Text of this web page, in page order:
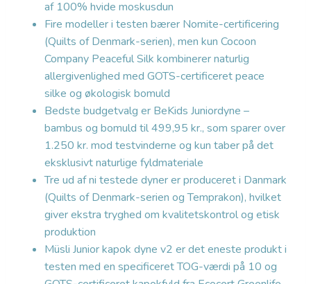
af 100% hvide moskusdun
Fire modeller i testen bærer Nomite-certificering
(Quilts of Denmark-serien), men kun Cocoon
Company Peaceful Silk kombinerer naturlig
allergivenlighed med GOTS-certificeret peace
silke og økologisk bomuld
Bedste budgetvalg er BeKids Juniordyne –
bambus og bomuld til 499,95 kr., som sparer over
1.250 kr. mod testvinderne og kun taber på det
eksklusivt naturlige fyldmateriale
Tre ud af ni testede dyner er produceret i Danmark
(Quilts of Denmark-serien og Temprakon), hvilket
giver ekstra tryghed om kvalitetskontrol og etisk
produktion
Müsli Junior kapok dyne v2 er det eneste produkt i
testen med en specificeret TOG-værdi på 10 og